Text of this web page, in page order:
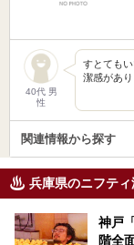
40代 男
性
すとても
潔感があり
関連情報から探す
兵庫県のニフテ
神戸
階全